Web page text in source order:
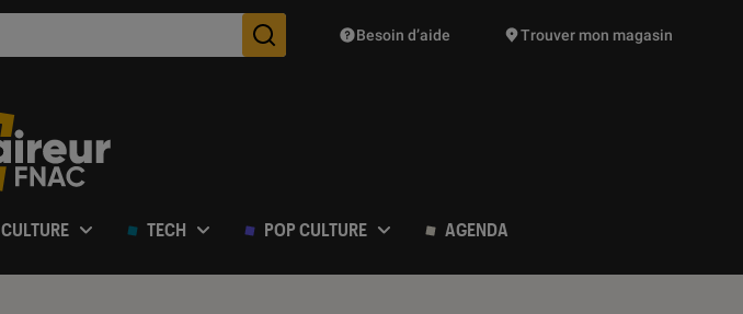
Des suggestions de produits vont vous être proposées
Besoin d’aide Trouver mon magasin
CULTURE TECH POP CULTURE AGENDA